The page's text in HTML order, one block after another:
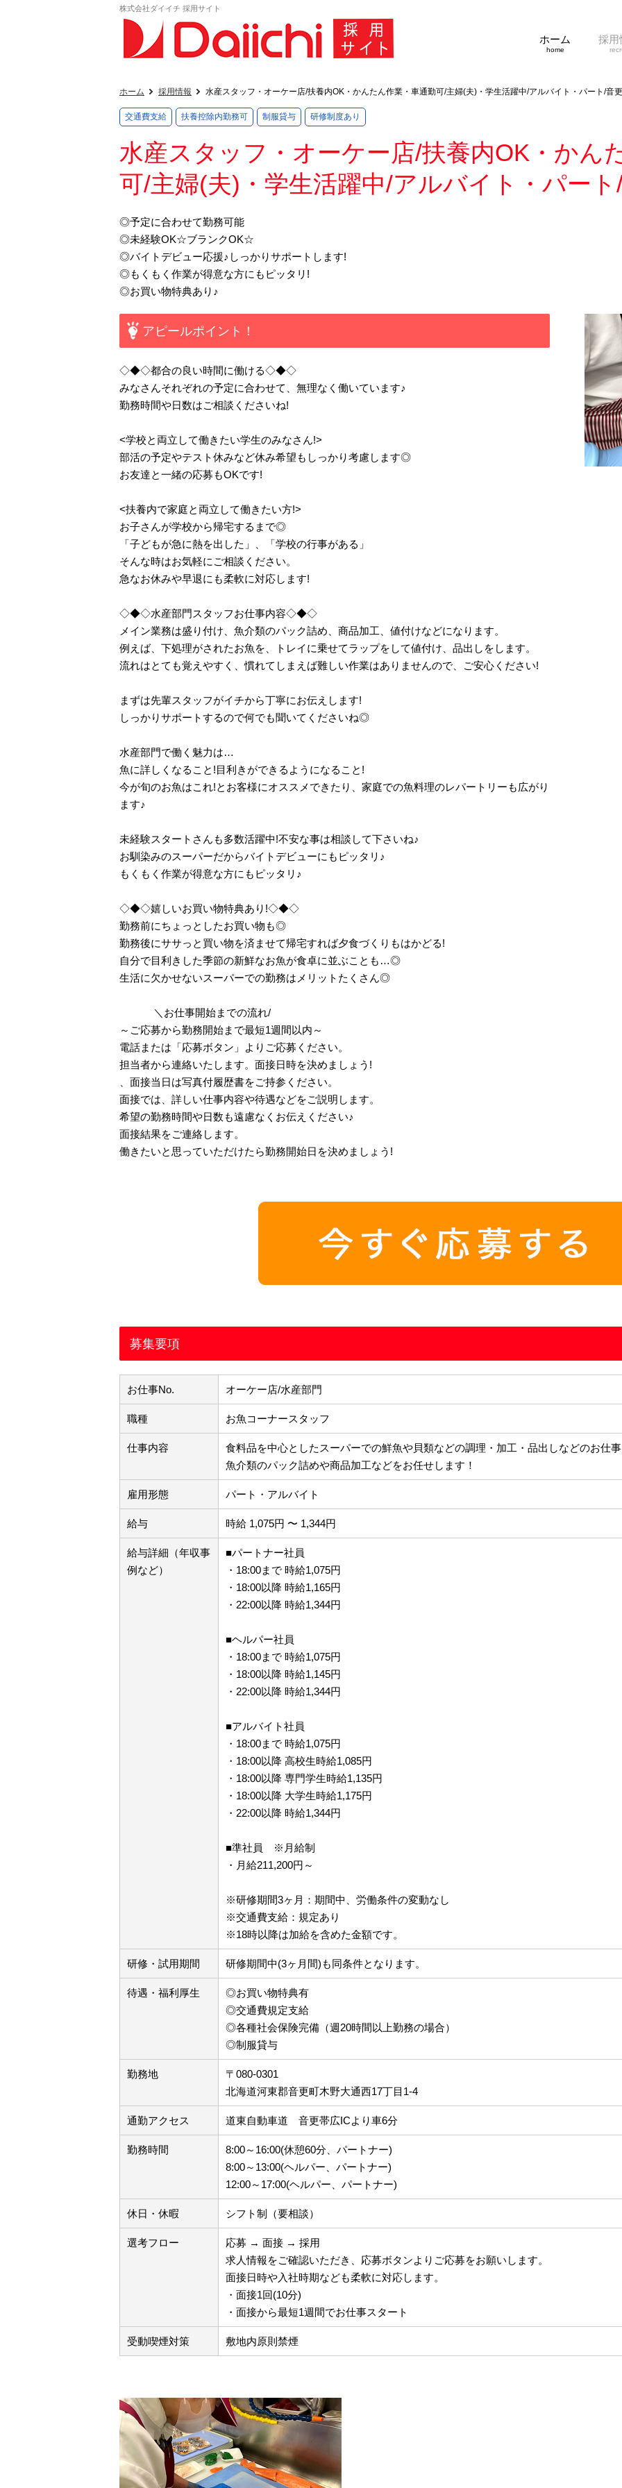
株式会社ダイイチ 採用サイト
ホーム
home
採用
ホーム 採用情報 水産スタッフ・オーケー店/扶養内OK・かんたん作業・車通勤可/主婦(夫)・学生活躍中/アルバイト・パート/音
交通費支給 扶養控除内勤務可 制服貸与 研修制度あり
水産スタッフ・オーケー店/扶養内OK・かん
可/主婦(夫)・学生活躍中/アルバイト・パー
◎予定に合わせて勤務可能
◎未経験OK☆ブランクOK☆
◎バイトデビュー応援♪しっかりサポートします!
◎もくもく作業が得意な方にもピッタリ!
◎お買い物特典あり♪
アピールポイント！
◇◆◇都合の良い時間に働ける◇◆◇
みなさんそれぞれの予定に合わせて、無理なく働いています♪
勤務時間や日数はご相談くださいね!
<学校と両立して働きたい学生のみなさん!>
部活の予定やテスト休みなど休み希望もしっかり考慮します◎
お友達と一緒の応募もOKです!
<扶養内で家庭と両立して働きたい方!>
お子さんが学校から帰宅するまで◎
「子どもが急に熱を出した」、「学校の行事がある」
そんな時はお気軽にご相談ください。
急なお休みや早退にも柔軟に対応します!
◇◆◇水産部門スタッフお仕事内容◇◆◇
メイン業務は盛り付け、魚介類のパック詰め、商品加工、値付けなどになります。
例えば、下処理がされたお魚を、トレイに乗せてラップをして値付け、品出しをします。
流れはとても覚えやすく、慣れてしまえば難しい作業はありませんので、ご安心ください!
まずは先輩スタッフがイチから丁寧にお伝えします!
しっかりサポートするので何でも聞いてくださいね◎
水産部門で働く魅力は…
魚に詳しくなること!目利きができるようになること!
今が旬のお魚はこれ!とお客様にオススメできたり、家庭での魚料理のレパートリーも広がり
ます♪
未経験スタートさんも多数活躍中!不安な事は相談して下さいね♪
お馴染みのスーパーだからバイトデビューにもピッタリ♪
もくもく作業が得意な方にもピッタリ♪
◇◆◇嬉しいお買い物特典あり!◇◆◇
勤務前にちょっとしたお買い物も◎
勤務後にササっと買い物を済ませて帰宅すれば夕食づくりもはかどる!
自分で目利きした季節の新鮮なお魚が食卓に並ぶことも…◎
生活に欠かせないスーパーでの勤務はメリットたくさん◎
＼お仕事開始までの流れ/
～ご応募から勤務開始まで最短1週間以内～
電話または「応募ボタン」よりご応募ください。
担当者から連絡いたします。面接日時を決めましょう!
、面接当日は写真付履歴書をご持参ください。
面接では、詳しい仕事内容や待遇などをご説明します。
希望の勤務時間や日数も遠慮なくお伝えください♪
面接結果をご連絡します。
働きたいと思っていただけたら勤務開始日を決めましょう!
募集要項
お仕事No. オーケー店/水産部門
職種 お魚コーナースタッフ
仕事内容
食料品を中心としたスーパーでの鮮魚や貝類などの調理・加工・品出しなどのお仕
魚介類のパック詰めや商品加工などをお任せします！
雇用形態 パート・アルバイト
給与 時給 1,075円 〜 1,344円
給与詳細（年収事
例など）
■パートナー社員
・18:00まで 時給1,075円
・18:00以降 時給1,165円
・22:00以降 時給1,344円
■ヘルパー社員
・18:00まで 時給1,075円
・18:00以降 時給1,145円
・22:00以降 時給1,344円
■アルバイト社員
・18:00まで 時給1,075円
・18:00以降 高校生時給1,085円
・18:00以降 専門学生時給1,135円
・18:00以降 大学生時給1,175円
・22:00以降 時給1,344円
■準社員 ※月給制
・月給211,200円～
※研修期間3ヶ月：期間中、労働条件の変動なし
※交通費支給：規定あり
※18時以降は加給を含めた金額です。
研修・試用期間 研修期間中(3ヶ月間)も同条件となります。
待遇・福利厚生
◎お買い物特典有
◎交通費規定支給
◎各種社会保険完備（週20時間以上勤務の場合）
◎制服貸与
勤務地
〒080-0301
北海道河東郡音更町木野大通西17丁目1-4
通勤アクセス 道東自動車道 音更帯広ICより車6分
勤務時間
8:00～16:00(休憩60分、パートナー)
8:00～13:00(ヘルパー、パートナー)
12:00～17:00(ヘルパー、パートナー)
休日・休暇 シフト制（要相談）
選考フロー
応募 → 面接 → 採用
求人情報をご確認いただき、応募ボタンよりご応募をお願いします。
面接日時や入社時期なども柔軟に対応します。
・面接1回(10分)
・面接から最短1週間でお仕事スタート
受動喫煙対策 敷地内原則禁煙